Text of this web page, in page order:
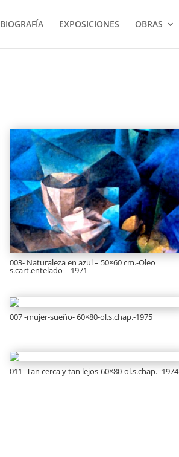
BIOGRAFÍA EXPOSICIONES OBRAS
003- Naturaleza en azul – 50×60 cm.-Oleo
s.cart.entelado – 1971
007 -mujer-sueño- 60×80-ol.s.chap.-1975
011 -Tan cerca y tan lejos-60×80-ol.s.chap.- 1974